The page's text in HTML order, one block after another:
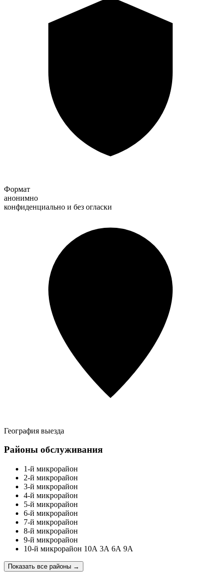
Формат
анонимно
конфиденциально и без огласки
География выезда
Районы обслуживания
1-й микрорайон
2-й микрорайон
3-й микрорайон
4-й микрорайон
5-й микрорайон
6-й микрорайон
7-й микрорайон
8-й микрорайон
9-й микрорайон
10-й микрорайон 10А 3А 6А 9А
Показать все районы →